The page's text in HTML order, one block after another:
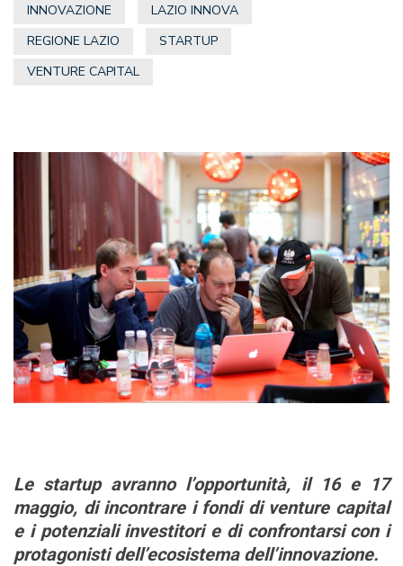
INNOVAZIONE
LAZIO INNOVA
REGIONE LAZIO
STARTUP
VENTURE CAPITAL
Le startup avranno l’opportunità, il 16 e 17
maggio, di incontrare i fondi di venture capital
e i potenziali investitori e di confrontarsi con i
protagonisti dell’ecosistema dell’innovazione.